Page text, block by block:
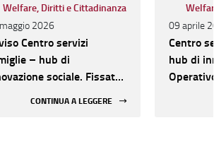
Welfare, Diritti e Cittadinanza
2026
Centro servizi
– hub di
sociale. Fissato
CONTINUA A LEGGERE
09 aprile
Centro
hub di